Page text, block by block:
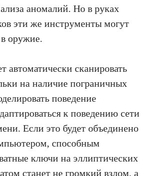
аномалий. Но в руках
эти же инструменты могут
оружие.
автоматически сканировать
на наличие пограничных
поведение
к поведению сети
Если это будет объединено
способным
ключи на эллиптических
станет не громкий взлом, а